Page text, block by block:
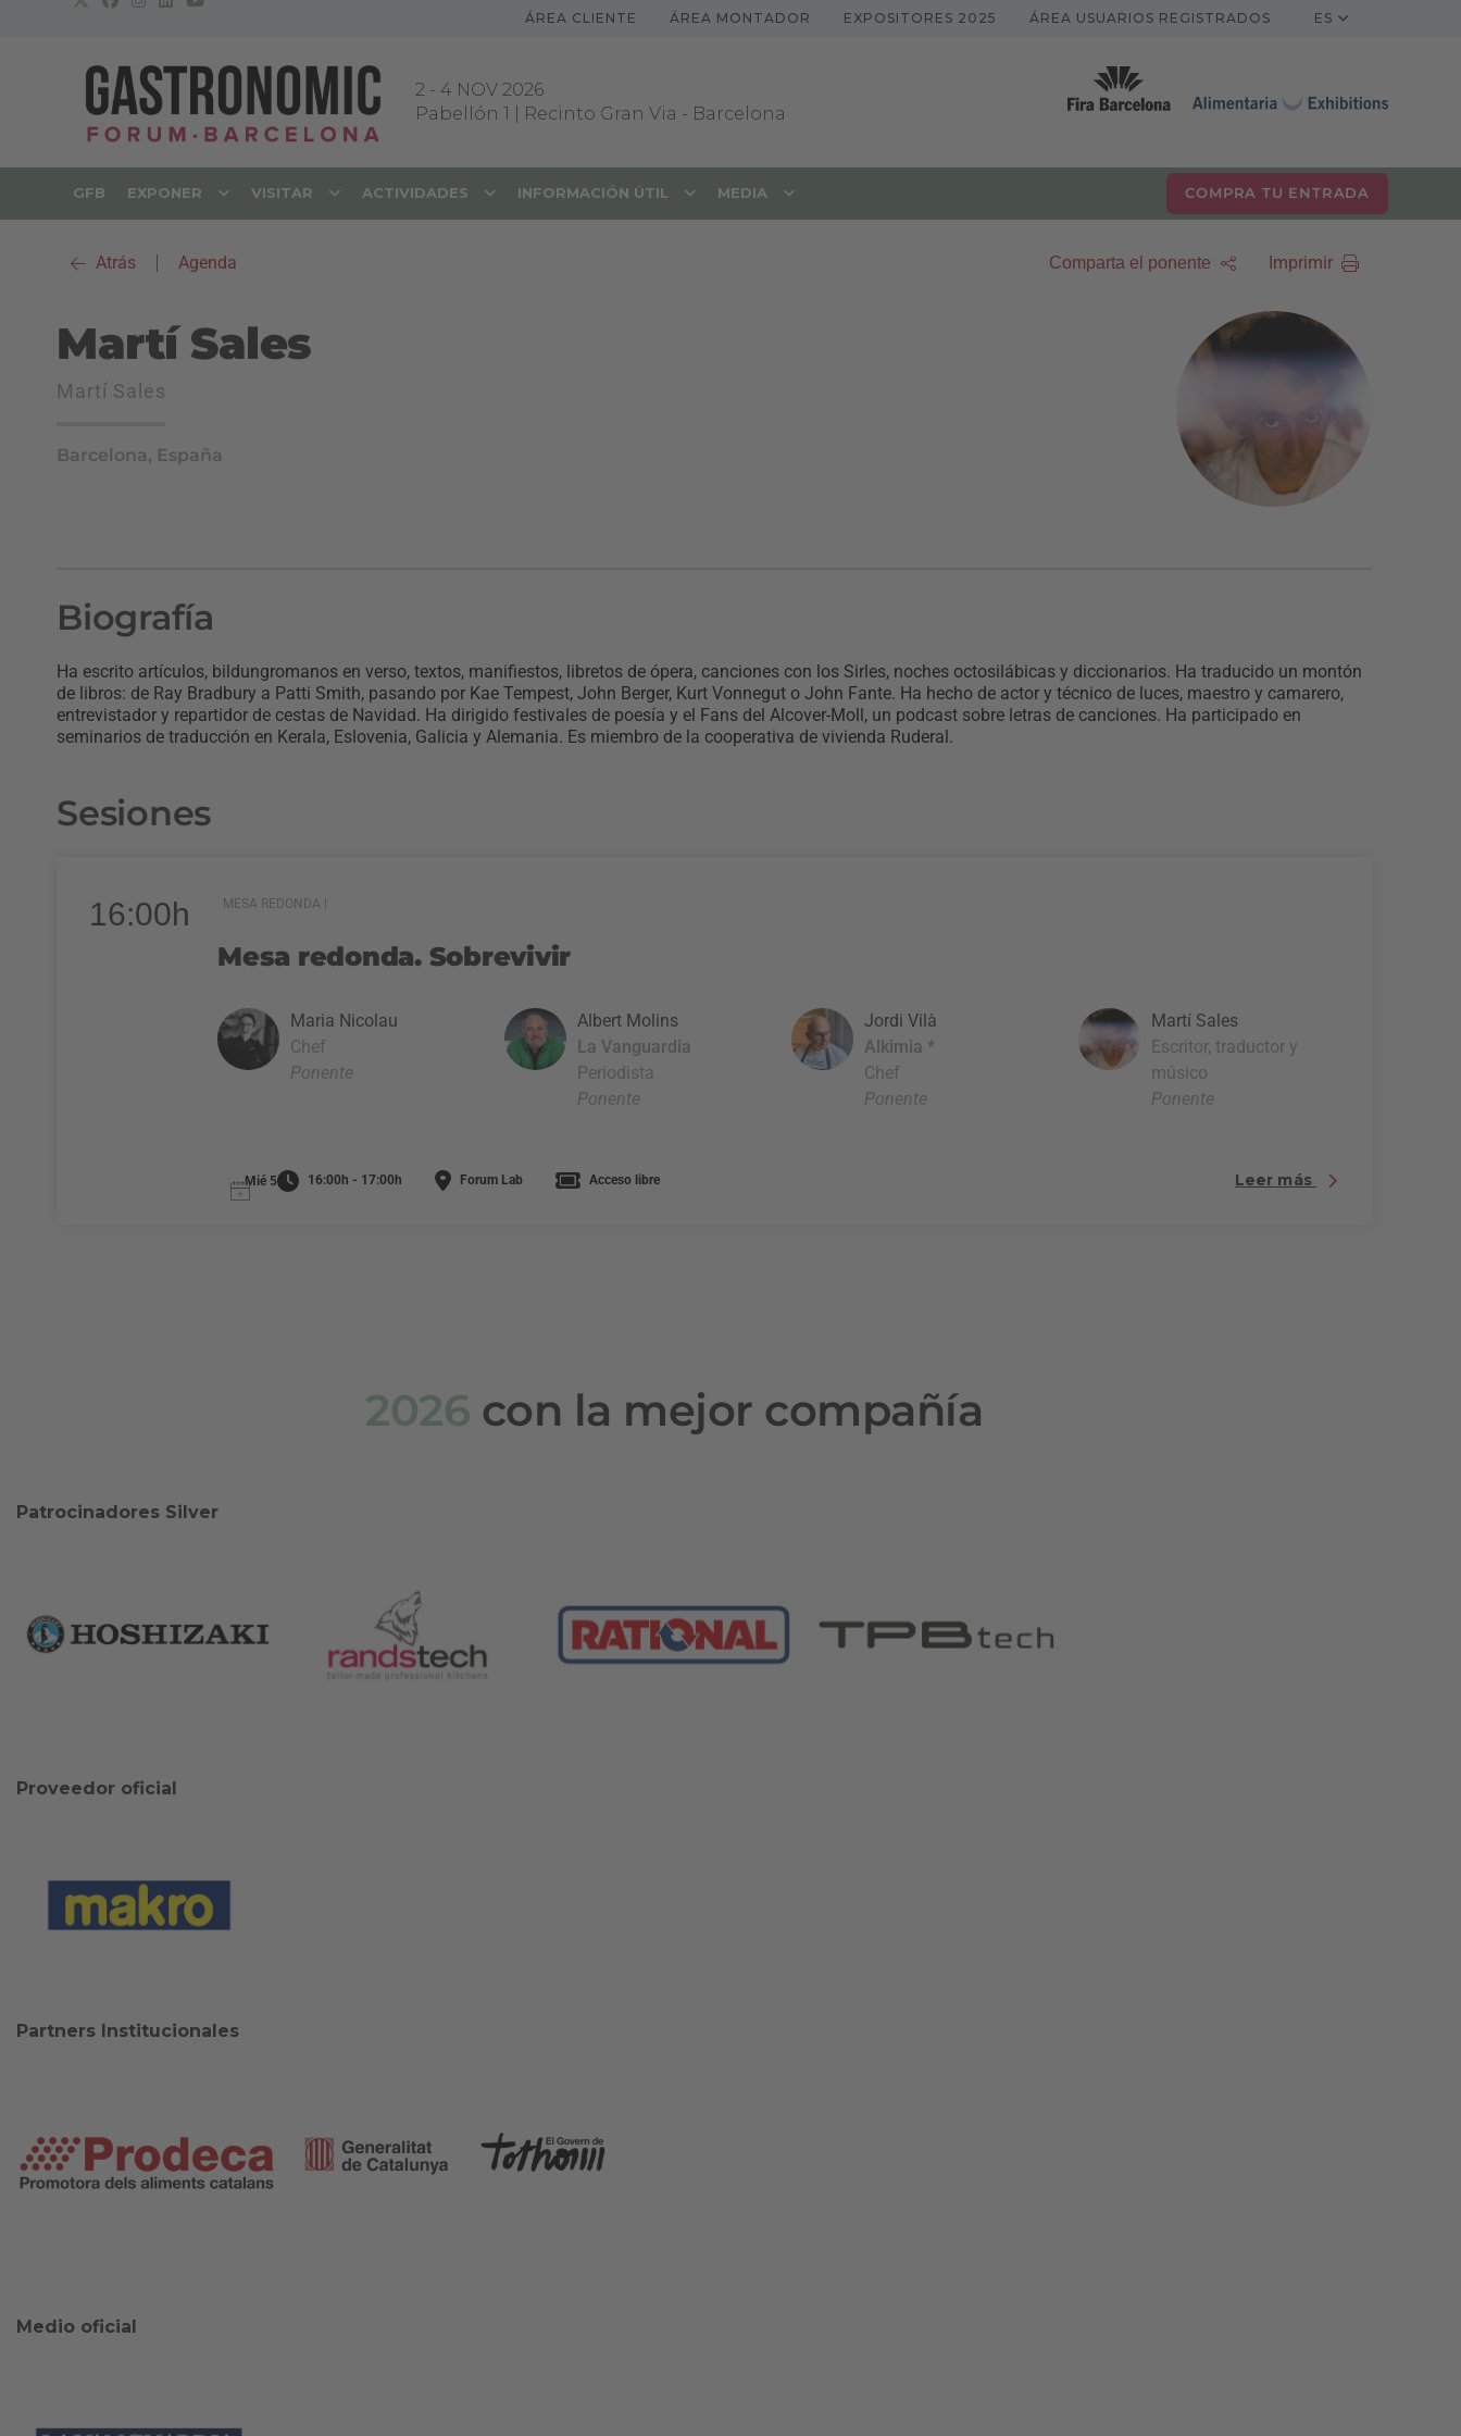
ÁREA CLIENTE ÁREA MONTADOR EXPOSITORES 2025 ÁREA USUARIOS REGISTRADOS ES
2 - 4 NOV 2026
Pabellón 1 | Recinto Gran Via - Barcelona
GFB EXPONER VISITAR ACTIVIDADES INFORMACIÓN ÚTIL MEDIA COMPRA TU ENTRADA
Atrás Agenda Comparta el ponente Imprimir
Martí Sales
Martí Sales
Barcelona, España
Biografía
Ha escrito artículos, bildungromanos en verso, textos, manifiestos, libretos de ópera, canciones con los Sirles, noches octosilábicas y diccionarios. Ha traducido un montón
de libros: de Ray Bradbury a Patti Smith, pasando por Kae Tempest, John Berger, Kurt Vonnegut o John Fante. Ha hecho de actor y técnico de luces, maestro y camarero,
entrevistador y repartidor de cestas de Navidad. Ha dirigido festivales de poesía y el Fans del Alcover-Moll, un podcast sobre letras de canciones. Ha participado en
seminarios de traducción en Kerala, Eslovenia, Galicia y Alemania. Es miembro de la cooperativa de vivienda Ruderal.
Sesiones
16:00h MESA REDONDA |
Mesa redonda. Sobrevivir
Jordi Vilà
Alkimia *
Chef
Ponente
Maria Nicolau
Chef
Ponente
Albert Molins
La Vanguardia
Periodista
Ponente
Martí Sales
Escritor, traductor y
músico
Ponente
Mié 5 16:00h - 17:00h Forum Lab Acceso libre Leer más
2026 con la mejor compañía
Patrocinadores Silver
Proveedor oficial
Partners Institucionales
Medio oficial